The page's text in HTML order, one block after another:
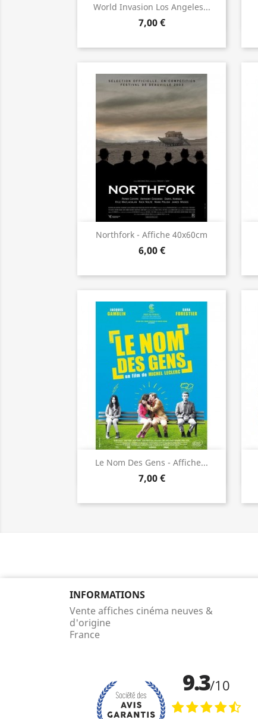
World Invasion Los Angeles...
7,00 €
Aperçu rapide
Northfork - Affiche 40x60cm
6,00 €
Aperçu rapide
Le Nom Des Gens - Affiche...
7,00 €
 Aperçu rapide
INFORMATIONS
Vente affiches cinéma neuves &
d'origine
France